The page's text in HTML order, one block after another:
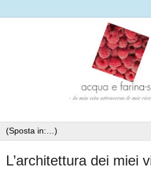
L’architettura dei miei